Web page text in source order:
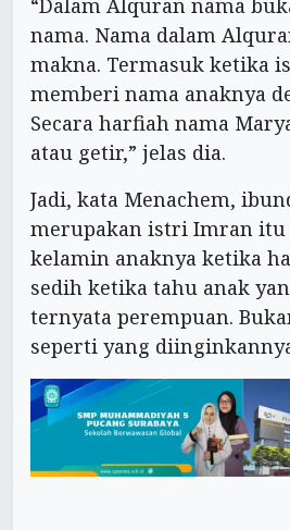
“Dalam Alquran nama
nama. Nama dalam
makna. Termasuk ketika
memberi nama anaknya
Secara harfiah nama
atau getir,” jelas dia.
Jadi, kata Menachem,
merupakan istri Imran
kelamin anaknya ketika
sedih ketika tahu anak
ternyata perempuan.
seperti yang